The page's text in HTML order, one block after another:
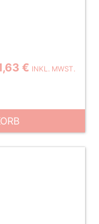
€ INKL. MWST.